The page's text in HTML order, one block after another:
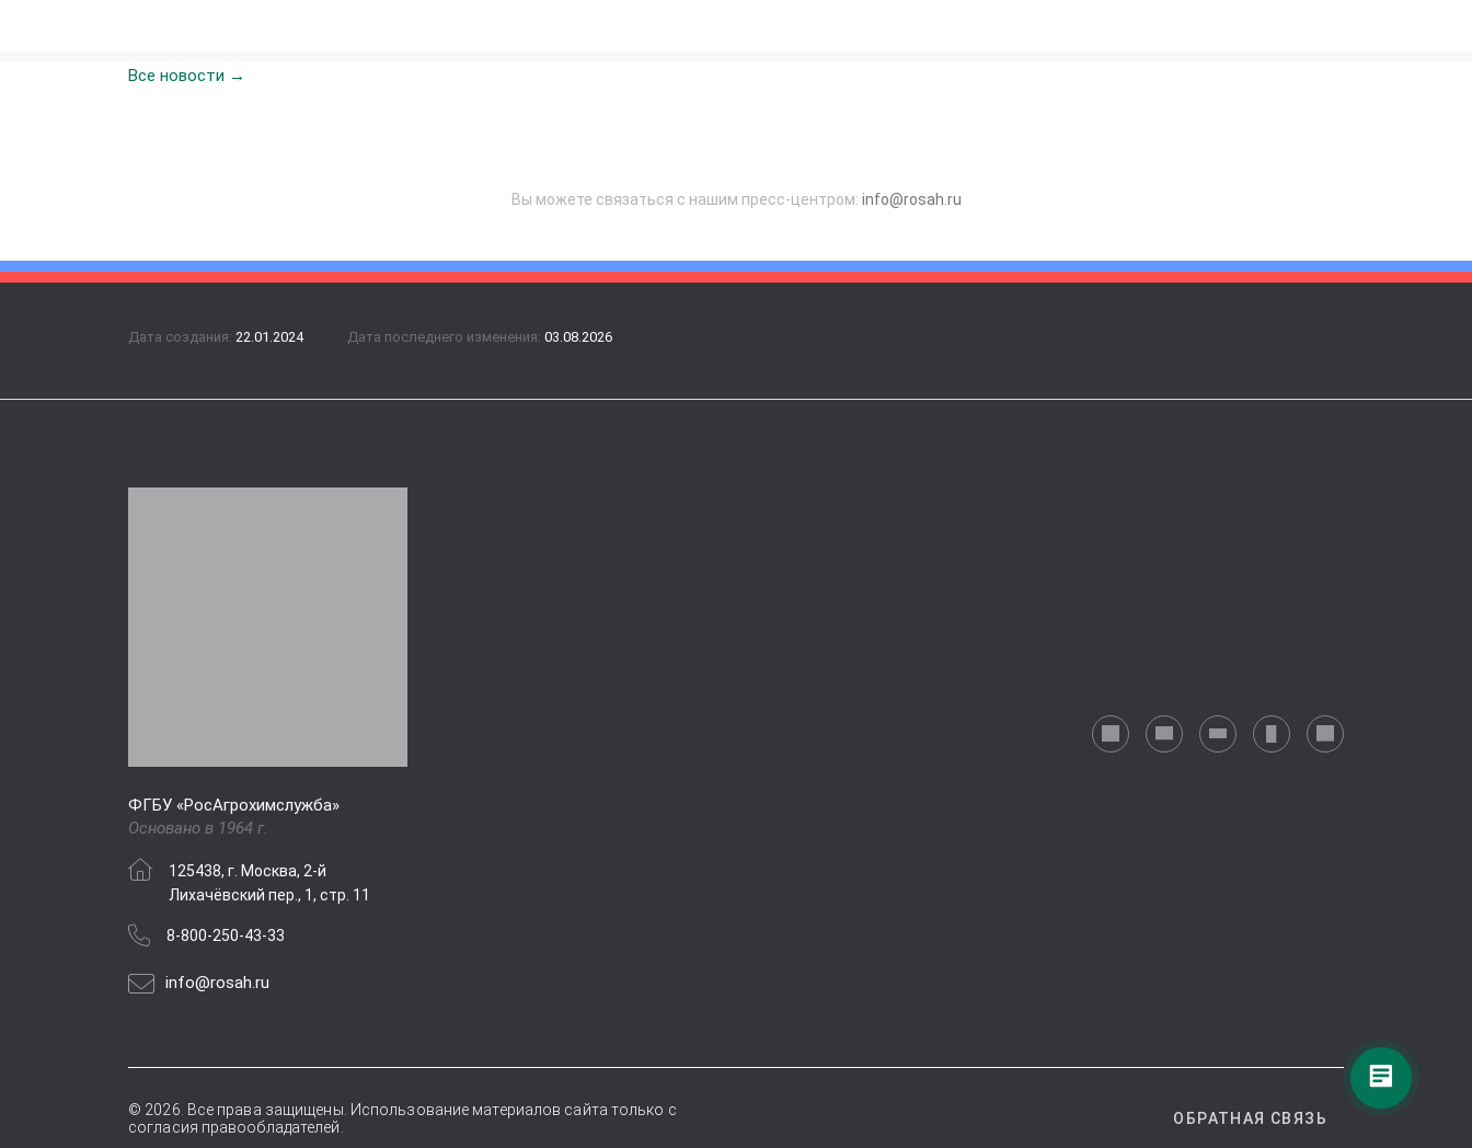
Все новости →
Вы можете связаться с нашим пресс-центром: info@rosah.ru
Дата создания: 22.01.2024 Дата последнего изменения: 03.08.2026
ФГБУ «РосАгрохимслужба»
Основано в 1964 г.
125438, г. Москва, 2-й
Лихачёвский пер., 1, стр. 11
8-800-250-43-33
info@rosah.ru
© 2026. Все права защищены. Использование материалов сайта только с
согласия правообладателей.
ОБРАТНАЯ СВЯЗЬ